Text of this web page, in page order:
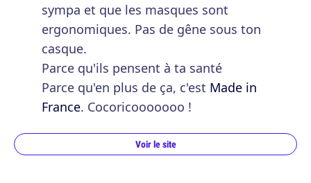
sympa et que les masques sont
ergonomiques. Pas de gêne sous ton
casque.
Parce qu'ils pensent à ta santé
Parce qu'en plus de ça, c'est Made in
France. Cocoricooooooo !
Voir le site